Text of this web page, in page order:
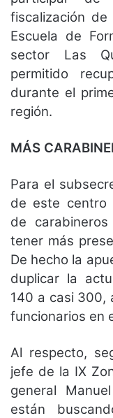
fiscalización
Escuela de
sector Las
permitido
durante el
región.
MÁS
Para el
de este centro
de
tener más
De hecho la
duplicar la
140 a casi 300,
funcionarios en
Al respecto,
jefe de la IX
general
están